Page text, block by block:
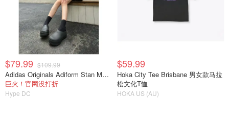
$79.99 $109.99
Adidas Originals Adiform Stan Mule 厨师鞋
巨火！官网没打折
Hype DC
$59.99
Hoka City Tee Brisbane 男女款马拉
松文化T恤
HOKA US (AU)